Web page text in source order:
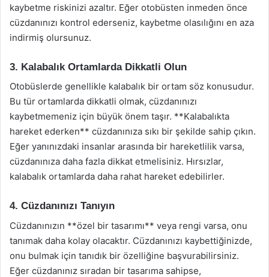
kaybetme riskinizi azaltır. Eğer otobüsten inmeden önce
cüzdanınızı kontrol ederseniz, kaybetme olasılığını en aza
indirmiş olursunuz.
3. Kalabalık Ortamlarda Dikkatli Olun
Otobüslerde genellikle kalabalık bir ortam söz konusudur.
Bu tür ortamlarda dikkatli olmak, cüzdanınızı
kaybetmemeniz için büyük önem taşır. **Kalabalıkta
hareket ederken** cüzdanınıza sıkı bir şekilde sahip çıkın.
Eğer yanınızdaki insanlar arasında bir hareketlilik varsa,
cüzdanınıza daha fazla dikkat etmelisiniz. Hırsızlar,
kalabalık ortamlarda daha rahat hareket edebilirler.
4. Cüzdanınızı Tanıyın
Cüzdanınızın **özel bir tasarımı** veya rengi varsa, onu
tanımak daha kolay olacaktır. Cüzdanınızı kaybettiğinizde,
onu bulmak için tanıdık bir özelliğine başvurabilirsiniz.
Eğer cüzdanınız sıradan bir tasarıma sahipse,